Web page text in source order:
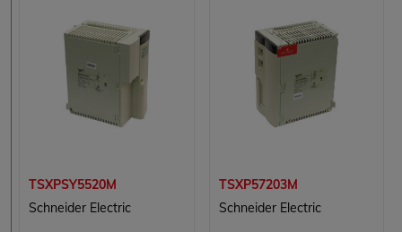
TSXPSY5520M
Schneider Electric
TSXP57203M
Schneider Electric